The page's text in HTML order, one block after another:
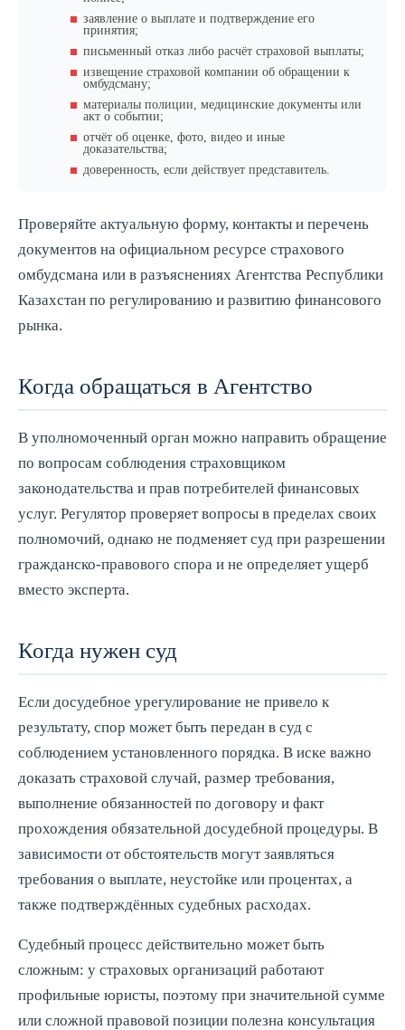
заявление о выплате и подтверждение его
принятия;
письменный отказ либо расчёт страховой выплаты;
извещение страховой компании об обращении к
омбудсману;
материалы полиции, медицинские документы или
акт о событии;
отчёт об оценке, фото, видео и иные
доказательства;
доверенность, если действует представитель.
Проверяйте актуальную форму, контакты и перечень
документов на официальном ресурсе страхового
омбудсмана или в разъяснениях Агентства Республики
Казахстан по регулированию и развитию финансового
рынка.
Когда обращаться в Агентство
В уполномоченный орган можно направить обращение
по вопросам соблюдения страховщиком
законодательства и прав потребителей финансовых
услуг. Регулятор проверяет вопросы в пределах своих
полномочий, однако не подменяет суд при разрешении
гражданско-правового спора и не определяет ущерб
вместо эксперта.
Когда нужен суд
Если досудебное урегулирование не привело к
результату, спор может быть передан в суд с
соблюдением установленного порядка. В иске важно
доказать страховой случай, размер требования,
выполнение обязанностей по договору и факт
прохождения обязательной досудебной процедуры. В
зависимости от обстоятельств могут заявляться
требования о выплате, неустойке или процентах, а
также подтверждённых судебных расходах.
Судебный процесс действительно может быть
сложным: у страховых организаций работают
профильные юристы, поэтому при значительной сумме
или сложной правовой позиции полезна консультация